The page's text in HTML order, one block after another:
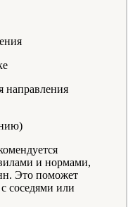
направления
и нормами,
Это поможет
соседями или